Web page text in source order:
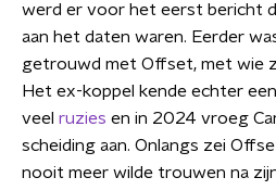
werd er voor het eerst bericht
aan het daten waren. Eerder
getrouwd met Offset, met wie
Het ex-koppel kende echter
veel ruzies en in 2024 vroeg
scheiding aan. Onlangs zei
nooit meer wilde trouwen na